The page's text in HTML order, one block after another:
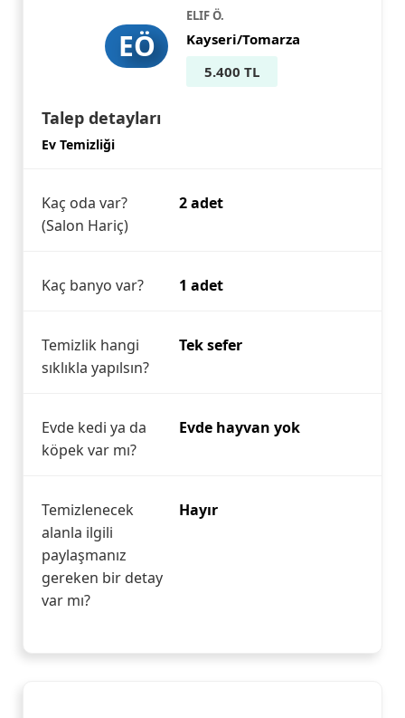
EÖ
ELIF Ö.
Kayseri/Tomarza
5.400 TL
Talep detayları
Ev Temizliği
Kaç oda var?
(Salon Hariç)
2 adet
Kaç banyo var? 1 adet
Temizlik hangi
sıklıkla yapılsın?
Tek sefer
Evde kedi ya da
köpek var mı?
Evde hayvan yok
Temizlenecek
alanla ilgili
paylaşmanız
gereken bir detay
var mı?
Hayır